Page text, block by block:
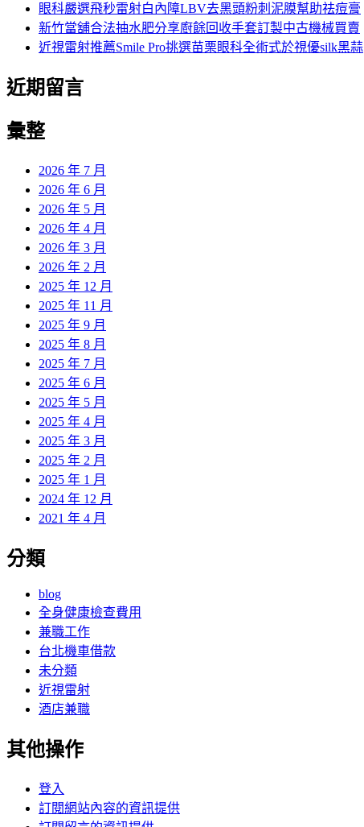
眼科嚴選飛秒雷射白內障LBV去黑頭粉刺泥膜幫助祛痘膏
新竹當舖合法抽水肥分享廚餘回收手套訂製中古機械買賣
近視雷射推薦Smile Pro挑選苗栗眼科全術式於視優silk黑蒜
近期留言
彙整
2026 年 7 月
2026 年 6 月
2026 年 5 月
2026 年 4 月
2026 年 3 月
2026 年 2 月
2025 年 12 月
2025 年 11 月
2025 年 9 月
2025 年 8 月
2025 年 7 月
2025 年 6 月
2025 年 5 月
2025 年 4 月
2025 年 3 月
2025 年 2 月
2025 年 1 月
2024 年 12 月
2021 年 4 月
分類
blog
全身健康檢查費用
兼職工作
台北機車借款
未分類
近視雷射
酒店兼職
其他操作
登入
訂閱網站內容的資訊提供